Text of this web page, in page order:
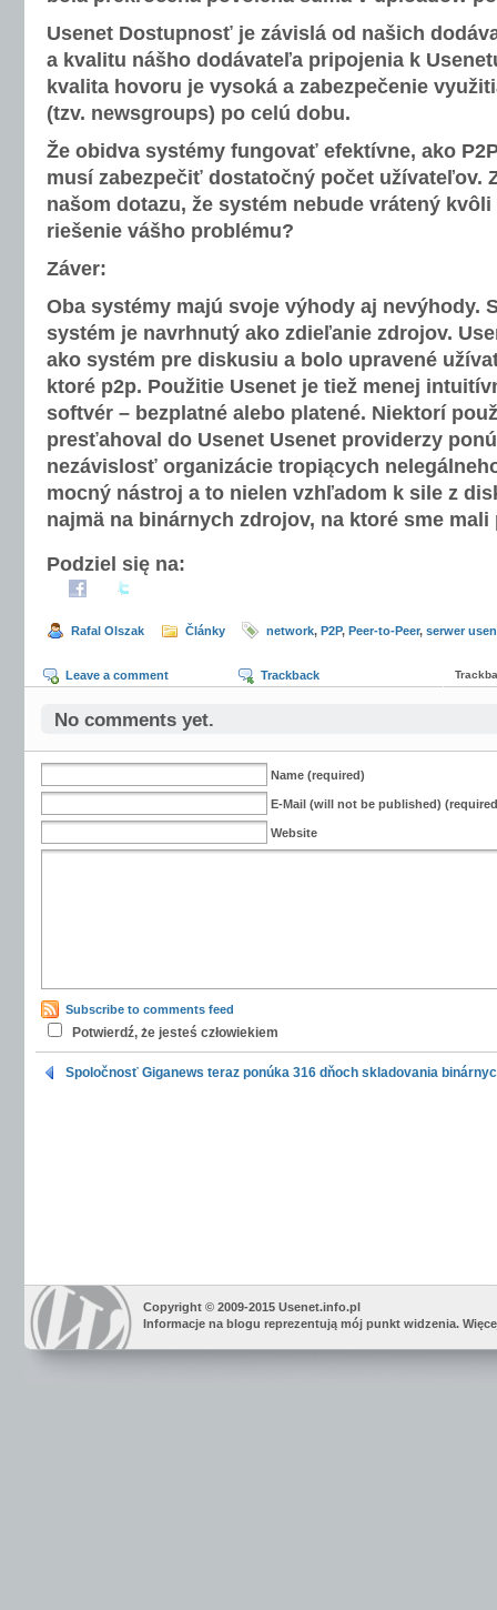
Usenet Dostupnosť je závislá od našich
a kvalitu nášho dodávateľa pripojenia k
kvalita hovoru je vysoká a zabezpečenie
(tzv. newsgroups) po celú dobu.
Že obidva systémy fungovať efektívne, ako
musí zabezpečiť dostatočný počet užívateľov.
našom dotazu, že systém nebude vrátený
riešenie vášho problému?
Záver:
Oba systémy majú svoje výhody aj nevýhody.
systém je navrhnutý ako zdieľanie zdrojov.
ako systém pre diskusiu a bolo upravené
ktoré p2p. Použitie Usenet je tiež menej
softvér – bezplatné alebo platené. Niektorí
presťahoval do Usenet Usenet providerzy
nezávislosť organizácie tropiących
mocný nástroj a to nielen vzhľadom k sile z
najmä na binárnych zdrojov, na ktoré sme mali
Podziel się na:
Rafal Olszak Články network, P2P, Peer-to-Peer, serwer
Leave a comment Trackback
No comments yet.
Name (required)
E-Mail (will not be published)
Website
Subscribe to comments feed
Potwierdź, że jesteś człowiekiem
Spoločnosť Giganews teraz ponúka 316 dňoch skladovania
Copyright © 2009-2015 Usenet.info.pl
Informacje na blogu reprezentują mój punkt widzenia.